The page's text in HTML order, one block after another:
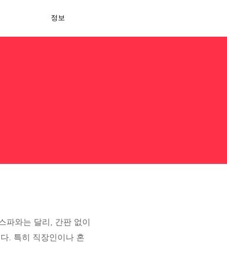
정보
파와는 달리, 간판 없이
. 특히 직장인이나 혼